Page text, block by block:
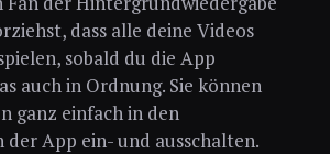
dass alle deine Videos
sobald du die App
auch in Ordnung. Sie können
ganz einfach in den
der App ein- und ausschalten.